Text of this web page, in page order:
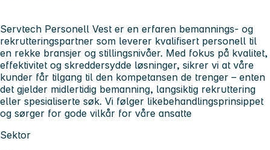
Servtech Personell Vest er en erfaren bemannings- og
rekrutteringspartner som leverer kvalifisert personell til
en rekke bransjer og stillingsnivåer. Med fokus på kvalitet,
effektivitet og skreddersydde løsninger, sikrer vi at våre
kunder får tilgang til den kompetansen de trenger – enten
det gjelder midlertidig bemanning, langsiktig rekruttering
eller spesialiserte søk. Vi følger likebehandlingsprinsippet
og sørger for gode vilkår for våre ansatte
Sektor